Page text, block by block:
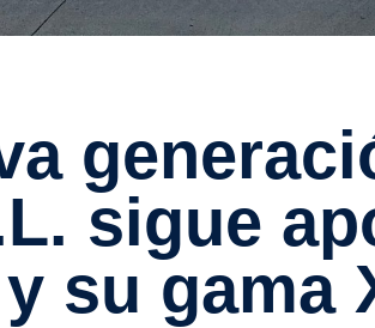
sigue
su gama